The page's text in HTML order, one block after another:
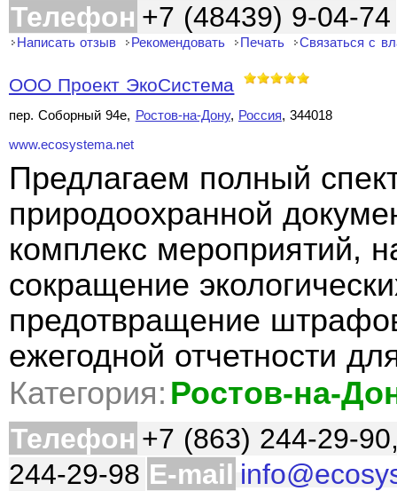
Телефон +7 (48439) 9-04-74
Написать отзыв Рекомендовать Печать Связаться с
ООО Проект ЭкоСистема
пер. Соборный 94е, Ростов-на-Дону, Россия, 344018
www.ecosystema.net
Предлагаем полный
природоохранной
комплекс мероприятий,
сокращение
предотвращение
ежегодной отчетности
Категория: Ростов-на-
Телефон +7 (863) 244-29-
244-29-98 E-mail